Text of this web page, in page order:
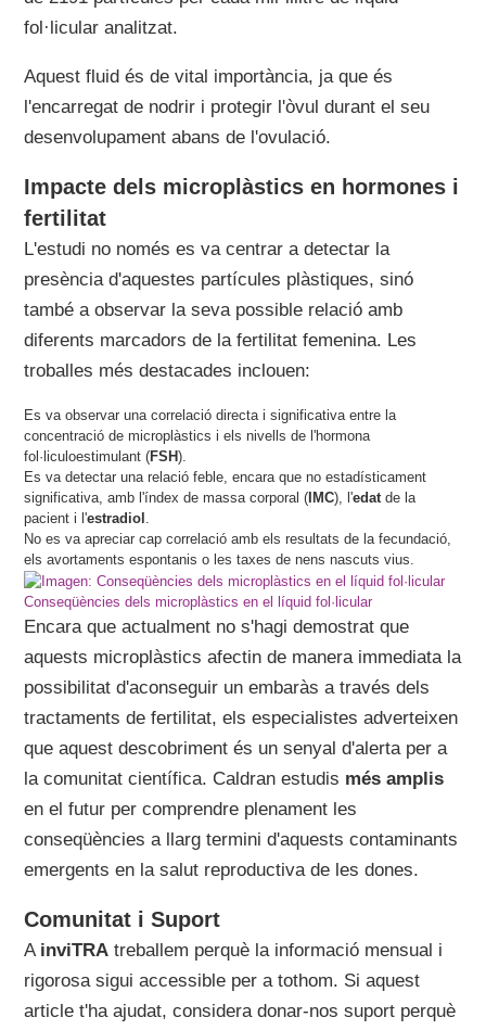
fol·licular analitzat.
Aquest fluid és de vital importància, ja que és
l'encarregat de nodrir i protegir l'òvul durant el seu
desenvolupament abans de l'ovulació.
Impacte dels microplàstics en hormones i
fertilitat
L'estudi no només es va centrar a detectar la
presència d'aquestes partícules plàstiques, sinó
també a observar la seva possible relació amb
diferents marcadors de la fertilitat femenina. Les
troballes més destacades inclouen:
Es va observar una correlació directa i significativa entre la
concentració de microplàstics i els nivells de l'hormona
fol·liculoestimulant (FSH).
Es va detectar una relació feble, encara que no estadísticament
significativa, amb l'índex de massa corporal ( IMC), l'edatde la
pacient i l'estradiol .
No es va apreciar cap correlació amb els resultats de la fecundació,
els avortaments espontanis o les taxes de nens nascuts vius.
Conseqüències dels microplàstics en el líquid fol·licular
Encara que actualment no s'hagi demostrat que
aquests microplàstics afectin de manera immediata la
possibilitat d'aconseguir un embaràs a través dels
tractaments de fertilitat, els especialistes adverteixen
que aquest descobriment és un senyal d'alerta per a
la comunitat científica. Caldran estudis més amplis
en el futur per comprendre plenament les
conseqüències a llarg termini d'aquests contaminants
emergents en la salut reproductiva de les dones.
Comunitat i Suport
A inviTRA treballem perquè la informació mensual i
rigorosa sigui accessible per a tothom. Si aquest
article t'ha ajudat, considera donar-nos suport perquè